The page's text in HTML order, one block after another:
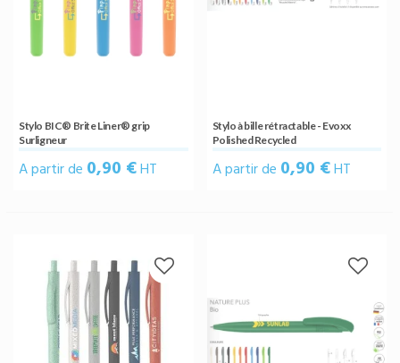
Stylo BIC® Brite Liner® grip
Surligneur
A partir de 0,90 €HT
Stylo à bille rétractable - Evoxx
Polished Recycled
A partir de 0,90 €HT